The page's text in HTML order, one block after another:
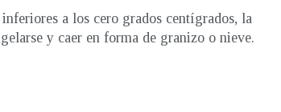
a los cero grados centígrados, la
y caer en forma de granizo o nieve.